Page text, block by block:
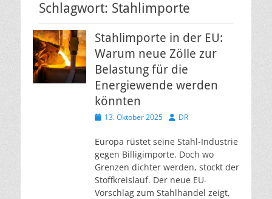
Schlagwort: Stahlimporte
Stahlimporte in der EU:
Warum neue Zölle zur
Belastung für die
Energiewende werden
könnten
Veröffentlicht
13. Oktober 2025 Autor
DR
Europa rüstet seine Stahl-Industrie
gegen Billigimporte. Doch wo
Grenzen dichter werden, stockt der
Stoffkreislauf. Der neue EU-
Vorschlag zum Stahlhandel zeigt,